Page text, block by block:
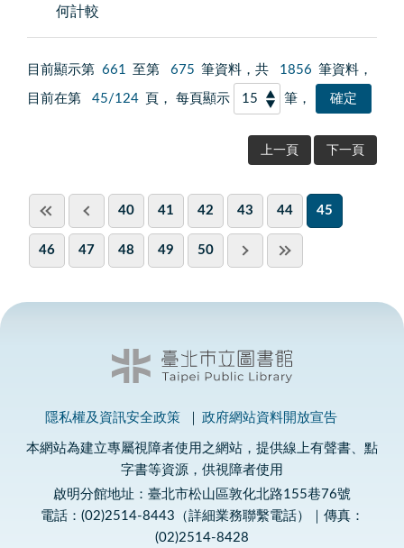
何計較
目前顯示第 661 至第 675 筆資料，共 1856 筆資料，
目前在第 45/124 頁， 每頁顯示 筆，
上一頁 下一頁
40 41 42 43 44 45
46 47 48 49 50
隱私權及資訊安全政策 政府網站資料開放宣告
本網站為建立專屬視障者使用之網站，提供線上有聲書、點
字書等資源，供視障者使用
啟明分館地址：臺北市松山區敦化北路155巷76號
電話：(02)2514-8443（詳細業務聯繫電話）｜傳真：
(02)2514-8428